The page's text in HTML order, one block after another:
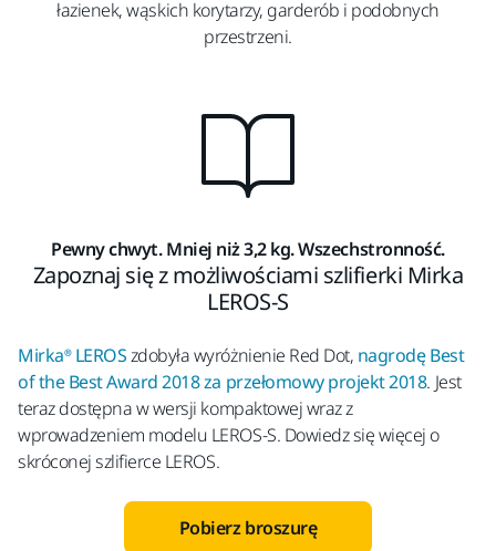
łazienek, wąskich korytarzy, garderób i podobnych
przestrzeni.
Pewny chwyt. Mniej niż 3,2 kg. Wszechstronność.
Zapoznaj się z możliwościami szlifierki Mirka
LEROS-S
Mirka® LEROSzdobyła wyróżnienie Red Dot, nagrodę Best
of the Best Award 2018 za przełomowy projekt 2018. Jest
teraz dostępna w wersji kompaktowej wraz z
wprowadzeniem modelu LEROS-S. Dowiedz się więcej o
skróconej szlifierce LEROS.
Pobierz broszurę